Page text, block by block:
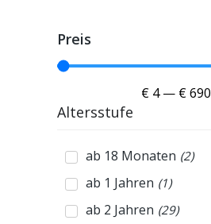
Preis
€ 4 — €690
Altersstufe
ab 18 Monaten (2)
ab 1 Jahren (1)
ab 2 Jahren (29)